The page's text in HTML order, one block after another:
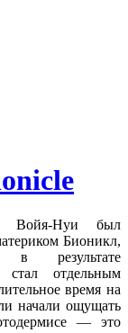
Войя-Нуи был
Бионикл,
в результате
стал отдельным
время на
начали ощущать
— это